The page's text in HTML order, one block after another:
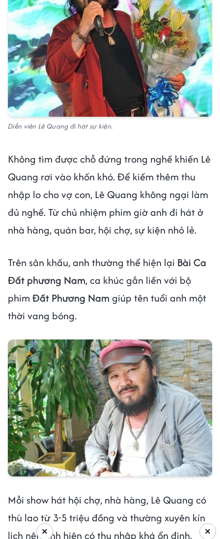
Diễn viên Lê Quang đi hát sự kiện.
Không tìm được chỗ đứng trong nghề khiến Lê
Quang rơi vào khốn khó. Để kiếm thêm thu
nhập lo cho vợ con, Lê Quang không ngại làm
đủ nghề. Từ chủ nhiệm phim giờ anh đi hát ở
nhà hàng, quán bar, hội chợ, sự kiện nhỏ lẻ.
Trên sân khấu, anh thường thể hiện lại Bài Ca
Đất phương Nam, ca khúc gắn liền với bộ
phim Đất Phương Nam giúp tên tuổi anh một
thời vang bóng.
Mỗi show hát hội chợ, nhà hàng, Lê Quang có
thù lao từ 3-5 triệu đồng và thường xuyên kín
lịch nên anh hiện có thu nhập khá ổn định.
×
×